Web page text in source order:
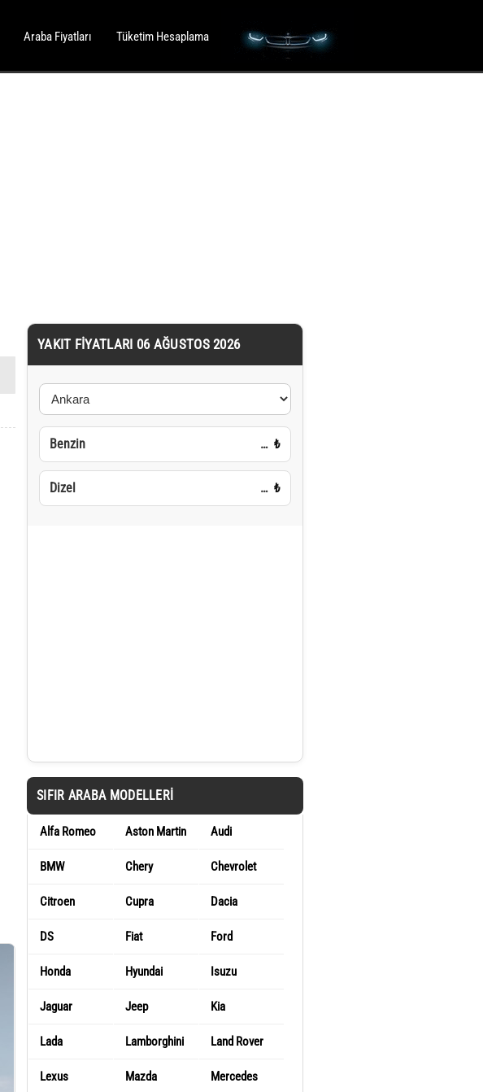
Araba Fiyatları Tüketim Hesaplama
YAKIT FIYATLARI 06 AĞUSTOS 2026
Benzin … ₺
Dizel … ₺
SIFIR ARABA MODELLERI
Alfa Romeo Aston Martin Audi
BMW Chery Chevrolet
Citroen Cupra Dacia
DS Fiat Ford
Honda Hyundai Isuzu
Jaguar Jeep Kia
Lada Lamborghini Land Rover
Lexus Mazda Mercedes